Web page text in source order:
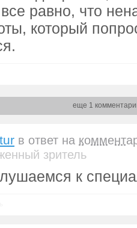
равно, что
который
еще 1
в ответ на
зритель
к